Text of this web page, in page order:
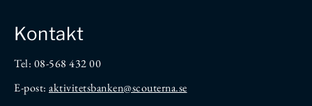
Kontakt
Tel: 08-568 432 00
E-post: aktivitetsbanken@scouterna.se